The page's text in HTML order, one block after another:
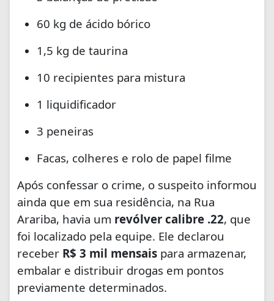
60 kg de ácido bórico
1,5 kg de taurina
10 recipientes para mistura
1 liquidificador
3 peneiras
Facas, colheres e rolo de papel filme
Após confessar o crime, o suspeito informou
ainda que em sua residência, na Rua
Arariba, havia um revólver calibre .22, que
foi localizado pela equipe. Ele declarou
receber R$ 3 mil mensais para armazenar,
embalar e distribuir drogas em pontos
previamente determinados.